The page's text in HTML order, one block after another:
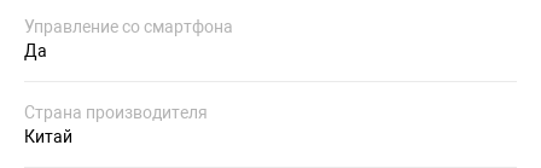
Управление со смартфона
Да
Страна производителя
Китай